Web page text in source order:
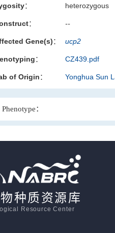
： heterozygous
： --
Gene(s)： ucp2
： CZ439.pdf
of Origin： Yonghua Sun
Phenotype：
种质资源库
Resource Center